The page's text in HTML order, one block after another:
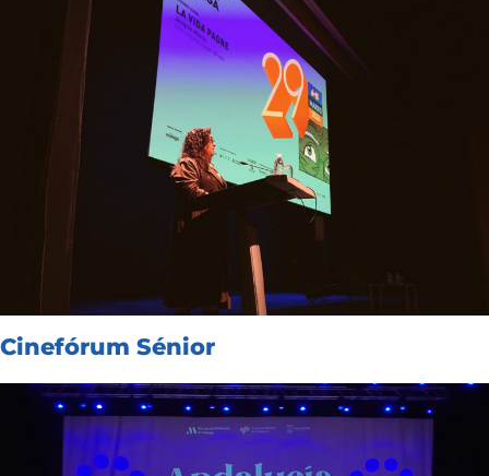
Cinefórum Sénior